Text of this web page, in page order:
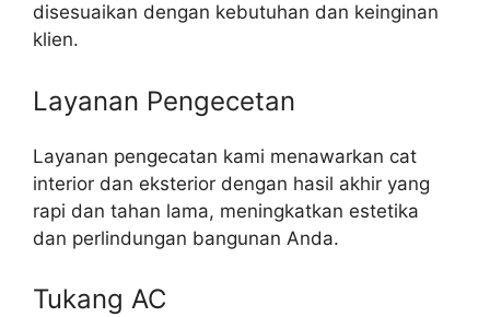
disesuaikan dengan kebutuhan dan keinginan
klien.
Layanan Pengecetan
Layanan pengecatan kami menawarkan cat
interior dan eksterior dengan hasil akhir yang
rapi dan tahan lama, meningkatkan estetika
dan perlindungan bangunan Anda.
Tukang AC